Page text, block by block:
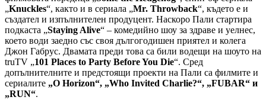
„Knuckles“, както и в сериала „Mr. Throwback“, където е и
създател и изпълнителен продуцент. Наскоро Пали стартира
подкаста „Staying Alive“ – комедийно шоу за здраве и уелнес,
което води заедно със своя дългогодишен приятел и колега
Джон Габрус. Двамата преди това са били водещи на шоуто на
truTV „101 Places to Party Before You Die“. Сред
допълнителните и предстоящи проекти на Пали са филмите и
сериалите „O Horizon“, „Who Invited Charlie?“, „FUBAR“ и
„RUN“.